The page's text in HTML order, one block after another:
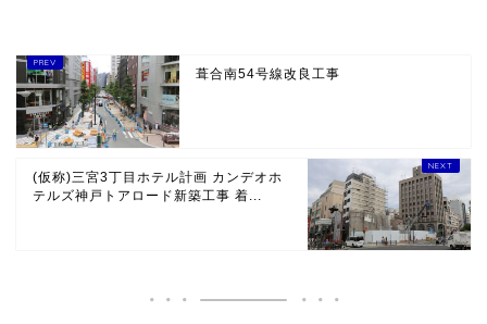
葺合南54号線改良工事
(仮称)三宮3丁目ホテル計画 カンデオホ
テルズ神戸トアロード新築工事 着...